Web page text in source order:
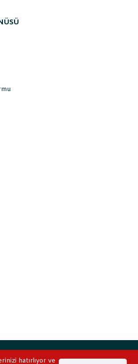
hatırlıyor ve